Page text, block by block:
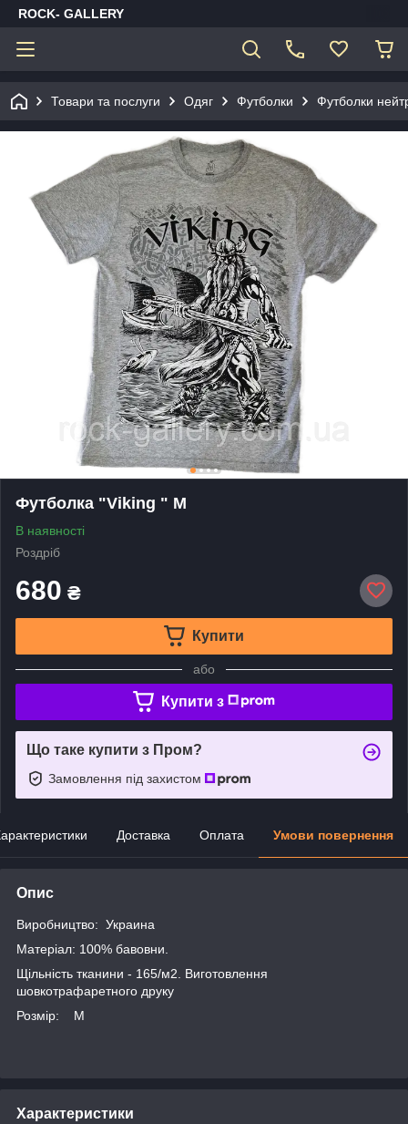
ROCK- GALLERY
Товари та послуги Одяг Футболки Футболки
Футболка "Viking " M
В наявності
Роздріб
680 ₴
Купити
або
Купити з
Що таке купити з Пром?
Замовлення під захистом
Доставка Оплата Умови повернення
Опис
Виробництво: Украина
Матеріал: 100% бавовни.
Щільність тканини - 165/м2. Виготовлення
шовкотрафаретного друку
Розмір: M
Характеристики